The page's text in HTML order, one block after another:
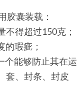
胶囊装载：
得超过150克；
瑕疵；
个能够防止其在运
套、封条、封皮